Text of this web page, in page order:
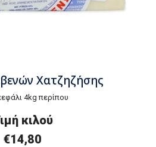
Χατζηζήσης
4kg περίπου
κιλού
€14,80